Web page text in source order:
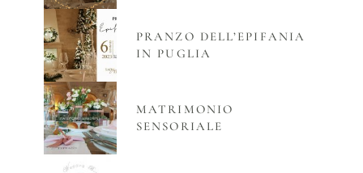
PRANZO DELL’EPIFANIA
IN PUGLIA
MATRIMONIO
SENSORIALE